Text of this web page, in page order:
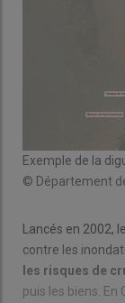
Exemple de la
© Département
Lancés en 2002,
contre les
les risques de
puis les biens.